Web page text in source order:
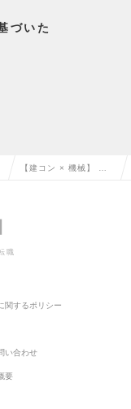
づいた
【建コン × 機械】 計
職
関するポリシー
い合わせ
要